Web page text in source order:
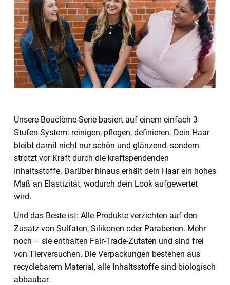
Unsere Bouclème-Serie basiert auf einem einfach 3-
Stufen-System: reinigen, pflegen, definieren. Dein Haar
bleibt damit nicht nur schön und glänzend, sondern
strotzt vor Kraft durch die kraftspendenden
Inhaltsstoffe. Darüber hinaus erhält dein Haar ein hohes
Maß an Elastizität, wodurch dein Look aufgewertet
wird.
Und das Beste ist: Alle Produkte verzichten auf den
Zusatz von Sulfaten, Silikonen oder Parabenen. Mehr
noch – sie enthalten Fair-Trade-Zutaten und sind frei
von Tierversuchen. Die Verpackungen bestehen aus
recyclebarem Material, alle Inhaltsstoffe sind biologisch
abbaubar.